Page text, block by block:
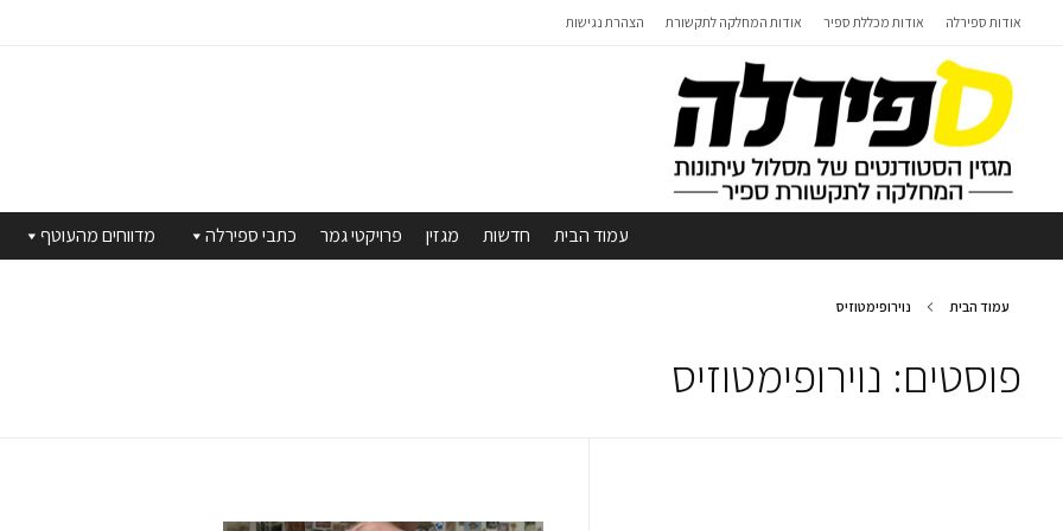
אודות ספירלה אודות מכללת ספיר אודות המחלקה לתקשורת הצהרת נגישות
עמוד הבית חדשות מגזין פרויקטי גמר כתבי ספירלה מדווחים מהעוטף
עמוד הבית נוירופימטוזיס
פוסטים: נוירופימטוזיס